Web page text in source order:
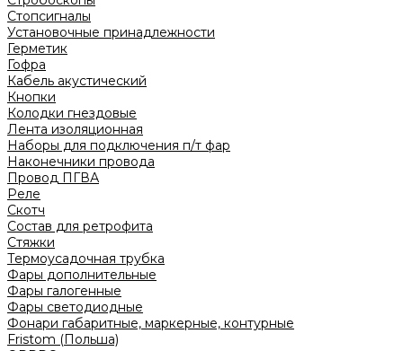
Стопсигналы
Установочные принадлежности
Герметик
Гофра
Кабель акустический
Кнопки
Колодки гнездовые
Лента изоляционная
Наборы для подключения п/т фар
Наконечники провода
Провод ПГВА
Реле
Скотч
Состав для ретрофита
Стяжки
Термоусадочная трубка
Фары дополнительные
Фары галогенные
Фары светодиодные
Фонари габаритные, маркерные, контурные
Fristom (Польша)